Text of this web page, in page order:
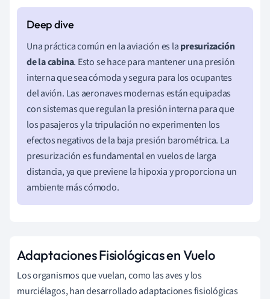
Una práctica común en la aviación es lapresurización
de la cabina. Esto se hace para mantener una presión
interna que sea cómoda y segura para los ocupantes
del avión. Las aeronaves modernas están equipadas
con sistemas que regulan la presión interna para que
los pasajeros y la tripulación no experimenten los
efectos negativos de la baja presión barométrica. La
presurización es fundamental en vuelos de larga
distancia, ya que previene la hipoxia y proporciona un
ambiente más cómodo.
Adaptaciones Fisiológicas en Vuelo
Los organismos que vuelan, como las aves y los
murciélagos, han desarrollado adaptaciones fisiológicas